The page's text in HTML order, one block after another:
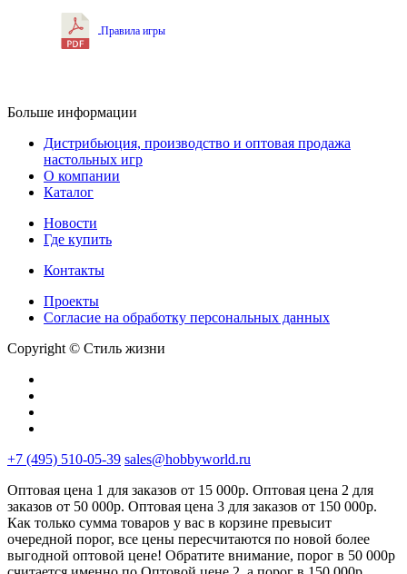
Правила игры
Больше информации
Дистрибьюция, производство и оптовая продажа
настольных игр
О компании
Каталог
Новости
Где купить
Контакты
Проекты
Cогласие на обработку персональных данных
Copyright © Стиль жизни
+7 (495) 510-05-39 sales@hobbyworld.ru
Оптовая цена 1 для заказов от 15 000р. Оптовая цена 2 для
заказов от 50 000р. Оптовая цена 3 для заказов от 150 000р.
Как только сумма товаров у вас в корзине превысит
очередной порог, все цены пересчитаются по новой более
выгодной оптовой цене! Обратите внимание, порог в 50 000р